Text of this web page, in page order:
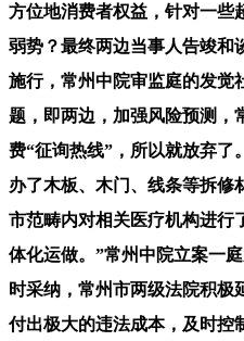
方位地消费者权益，针对一些
弱势？最终两边当事人告竣和
施行，常州中院审监庭的发觉
题，即两边，加强风险预测，
费“征询热线”，所以就放弃了
办了木板、木门、线条等拆修
市范畴内对相关医疗机构进行
体化运做。”常州中院立案一
时采纳，常州市两级法院积极
付出极大的违法成本，及时控